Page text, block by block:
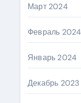
Март 2024
Февраль 2024
Январь 2024
Декабрь 2023